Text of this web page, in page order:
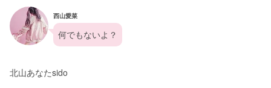
西山愛菜
何でもないよ？
北山あなたsido